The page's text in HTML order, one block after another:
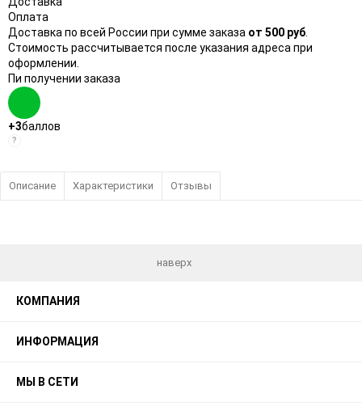
Оплата
Доставка по всей России при сумме заказа от 500 руб
Стоимость рассчитывается после указания адреса при
оформлении.
Пи получении заказа
+3баллов
?
Описание Характеристики Отзывы
наверх
КОМПАНИЯ
ИНФОРМАЦИЯ
МЫ В СЕТИ